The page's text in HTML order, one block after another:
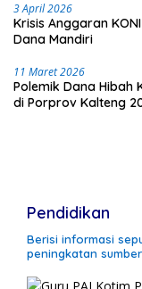
3 April 2026
Krisis Anggaran
Dana Mandiri
11 Maret 2026
Polemik Dana Hibah
di Porprov Kalteng
Pendidikan
Berisi informasi
peningkatan